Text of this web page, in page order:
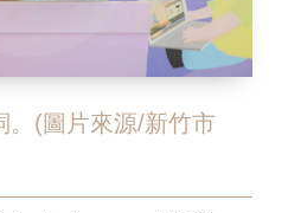
。(圖片來源/新竹市